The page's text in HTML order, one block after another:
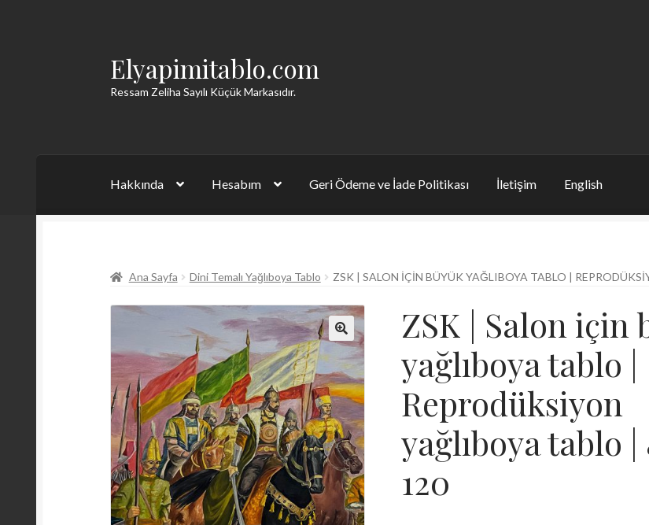
Dolaşıma
geç
İçeriğe
geç
Elyapimitablo.com
Ressam Zeliha Sayılı Küçük Markasıdır.
Hakkında Hesabım Geri Ödeme ve İade Politikası İletişim English
Ana Sayfa Dini Temalı Yağlıboya Tablo ZSK | SALON IÇIN BÜYÜK YAĞLIBOYA TABLO |
ZSK | Salon için
yağlıboya tablo |
Reprodüksiyon
yağlıboya tablo |
120